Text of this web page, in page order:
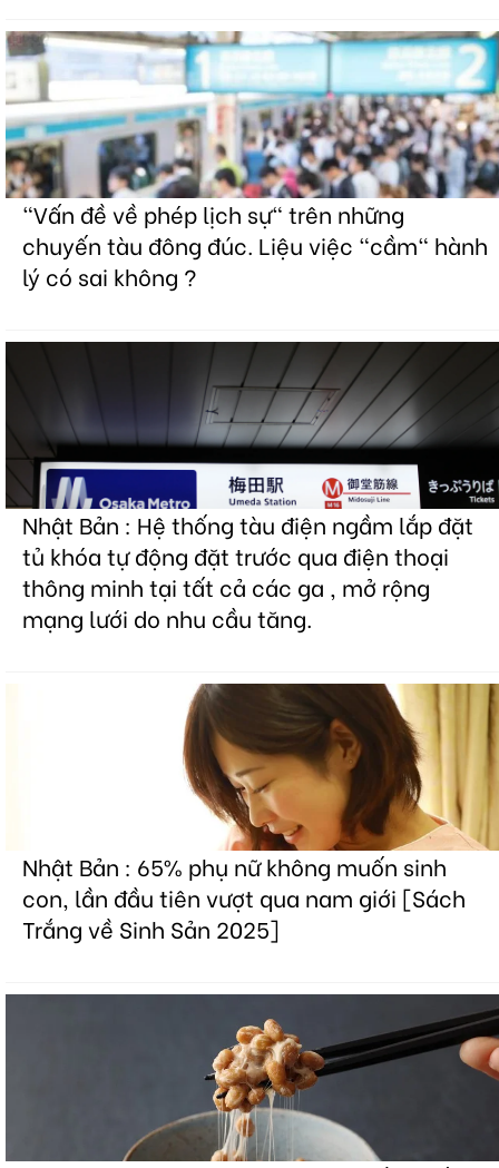
"Vấn đề về phép lịch sự" trên những
chuyến tàu đông đúc. Liệu việc "cầm" hành
lý có sai không ?
Nhật Bản : Hệ thống tàu điện ngầm lắp đặt
tủ khóa tự động đặt trước qua điện thoại
thông minh tại tất cả các ga , mở rộng
mạng lưới do nhu cầu tăng.
Nhật Bản : 65% phụ nữ không muốn sinh
con, lần đầu tiên vượt qua nam giới [Sách
Trắng về Sinh Sản 2025]